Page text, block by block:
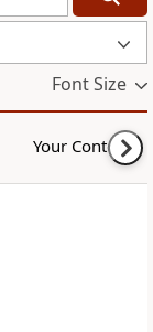
Font Size
Your Content